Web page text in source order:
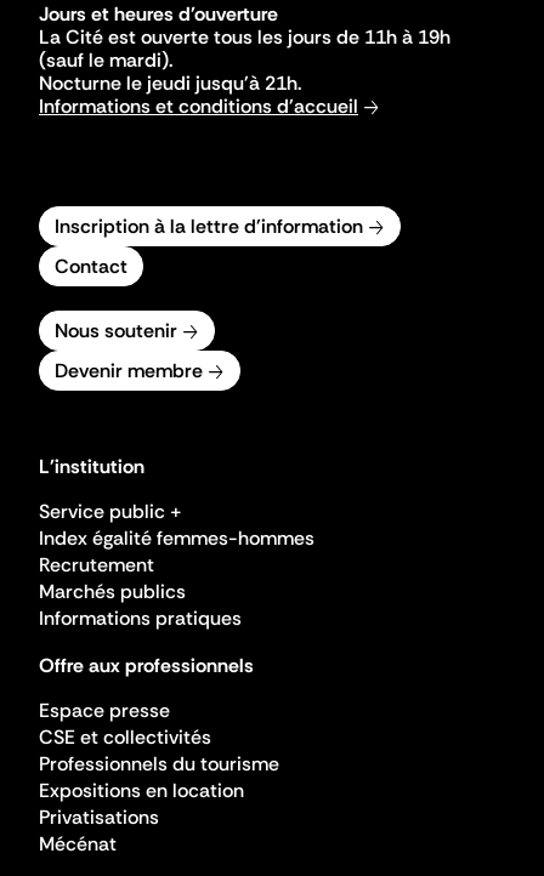
Jours et heures d'ouverture
La Cité est ouverte tous les jours de 11h à 19h
(sauf le mardi).
Nocturne le jeudi jusqu'à 21h.
Informations et conditions d'accueil
Inscription à la lettre d'information
Contact
Nous soutenir
Devenir membre
L'institution
Service public +
Index égalité femmes-hommes
Recrutement
Marchés publics
Informations pratiques
Offre aux professionnels
Espace presse
CSE et collectivités
Professionnels du tourisme
Expositions en location
Privatisations
Mécénat